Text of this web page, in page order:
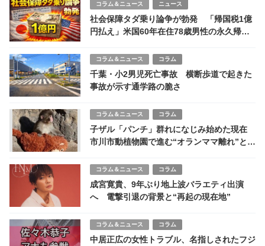
コラム＆ニュース ニュース
社会保障タダ乗り論争が勃発 「帰国税1億
円払え」米国60年在住78歳男性の永久帰国
コラム＆ニュース コラム
千葉・小2男児死亡事故 横断歩道で起きた
事故が示す通学路の脆さ
コラム＆ニュース コラム
子ザル「パンチ」群れになじみ始めた現在
市川市動植物園で進む“オランママ離れ”と世
コラム＆ニュース コラム
成宮寛貴、9年ぶり地上波バラエティ出演
へ 電撃引退の背景と“再起の現在地”
コラム＆ニュース コラム
中居正広の女性トラブル、名指しされたフジ